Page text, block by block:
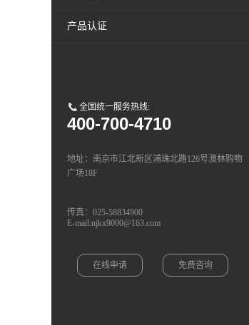
产品认证
全国统一服务热线:
400-700-4710
地址：南京市江北新区浦珠北路126号澳林购物
广场18F
传真：025-58834900
E-mail:njkx9000@163.com
在线申请 免费咨询